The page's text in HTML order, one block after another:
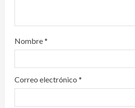
Nombre*
Correo electrónico *